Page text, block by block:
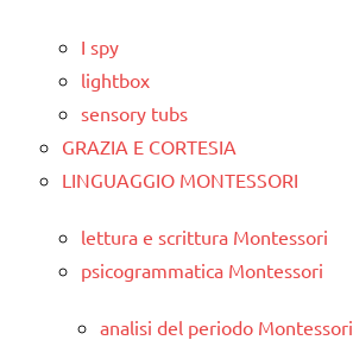
I spy
lightbox
sensory tubs
GRAZIA E CORTESIA
LINGUAGGIO MONTESSORI
lettura e scrittura Montessori
psicogrammatica Montessori
analisi del periodo Montessori